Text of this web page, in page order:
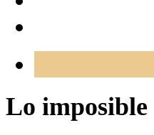
Lo imposible